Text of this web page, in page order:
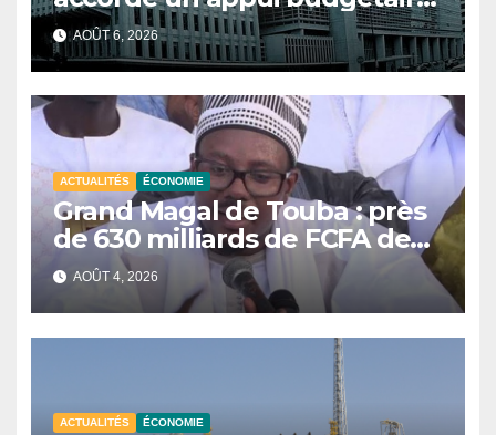
de 340 milliards de FCFA pour
soutenir les réformes
économiques
AOÛT 6, 2026
ACTUALITÉS ÉCONOMIE
Grand Magal de Touba : près
de 630 milliards de FCFA de
retombées économiques en
2026, selon Serigne Bassirou
Abdou Khadre
AOÛT 4, 2026
ACTUALITÉS ÉCONOMIE